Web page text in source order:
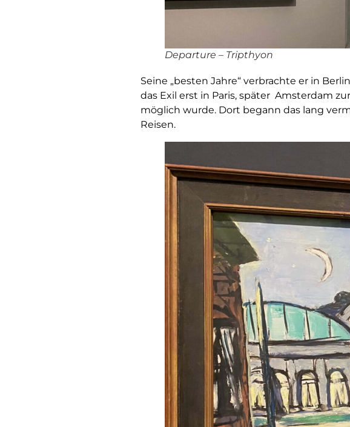
Departure – Tripthyon
Seine „besten Jahre“ verbrachte er in
das Exil erst in Paris, später Amsterdam
möglich wurde. Dort begann das lang
Reisen.